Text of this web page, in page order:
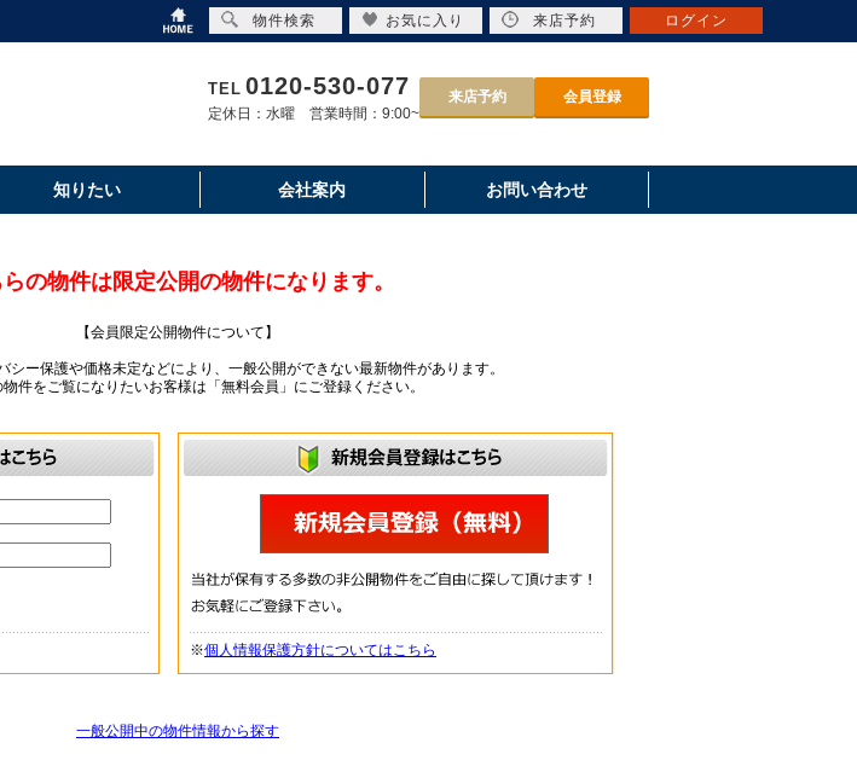
TEL 0120-530-077
定休日：水曜 営業時間：9:00~
来店予約 会員登録
知りたい 会社案内 お問い合わせ
の物件は限定公開の物件になります。
【会員限定公開物件について】
シー保護や価格未定などにより、一般公開ができない最新物件があります。
件をご覧になりたいお客様は「無料会員」にご登録ください。
※個人情報保護方針についてはこちら
一般公開中の物件情報から探す
物件検索 お気に入り 来店予約 ログイン